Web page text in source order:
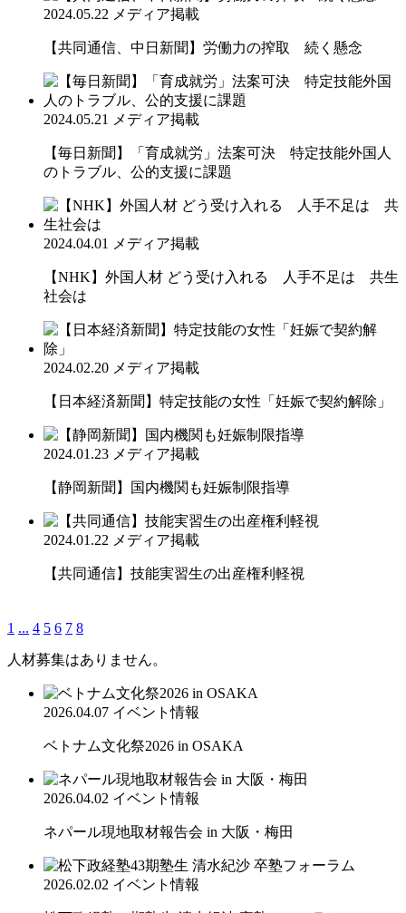
2024.05.22 メディア掲載
【共同通信、中日新聞】労働力の搾取 続く懸念
2024.05.21 メディア掲載
【毎日新聞】「育成就労」法案可決 特定技能外国人
のトラブル、公的支援に課題
2024.04.01 メディア掲載
【NHK】外国人材 どう受け入れる 人手不足は 共生
社会は
2024.02.20 メディア掲載
【日本経済新聞】特定技能の女性「妊娠で契約解除」
2024.01.23 メディア掲載
【静岡新聞】国内機関も妊娠制限指導
2024.01.22 メディア掲載
【共同通信】技能実習生の出産権利軽視
1 ... 4 5 6 7 8
人材募集はありません。
2026.04.07 イベント情報
ベトナム文化祭2026 in OSAKA
2026.04.02 イベント情報
ネパール現地取材報告会 in 大阪・梅田
2026.02.02 イベント情報